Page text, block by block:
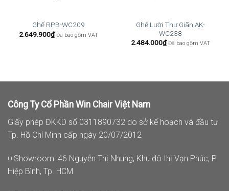
Ghế RPB-WC209
2.649.900₫ Đã bao gồm VAT
Ghế Lười Thư Giãn AK-
WC238
2.484.000₫ Đã bao gồm VAT
Công Ty Cổ Phần Win Chair Việt Nam
Giấy phép ĐKKD số 0311890732 do sở kế hoạch và đầu tư
Tp. Hồ Chí Minh cấp ngày 20/07/2012
◽ Showroom: 46 Nguyễn Thị Nhung, Khu đô thị Vạn Phúc, P.
Hiệp Bình, Tp. HCM